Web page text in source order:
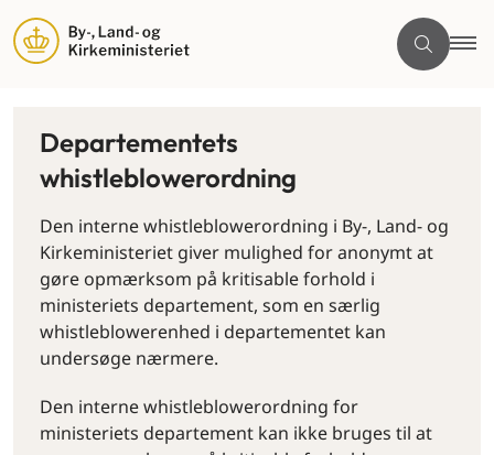
Departementets
whistleblowerordning
Den interne whistleblowerordning i By-, Land- og
Kirkeministeriet giver mulighed for anonymt at
gøre opmærksom på kritisable forhold i
ministeriets departement, som en særlig
whistleblowerenhed i departementet kan
undersøge nærmere.
Den interne whistleblowerordning for
ministeriets departement kan ikke bruges til at